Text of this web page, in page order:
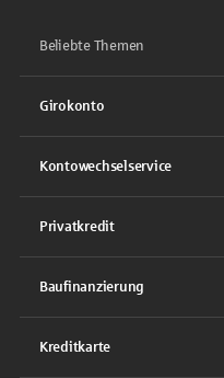
Beliebte Themen
Girokonto
Kontowechselservice
Privatkredit
Baufinanzierung
Kreditkarte